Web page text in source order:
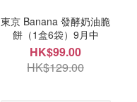
東京 Banana 發酵奶油脆
餅（1盒6袋）9月中
HK$99.00
HK$129.00